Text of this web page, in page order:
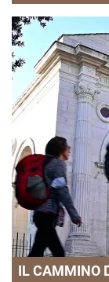
IL CAMMINO